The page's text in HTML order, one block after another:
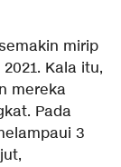
mirip
Kala itu,
mereka
Pada
3